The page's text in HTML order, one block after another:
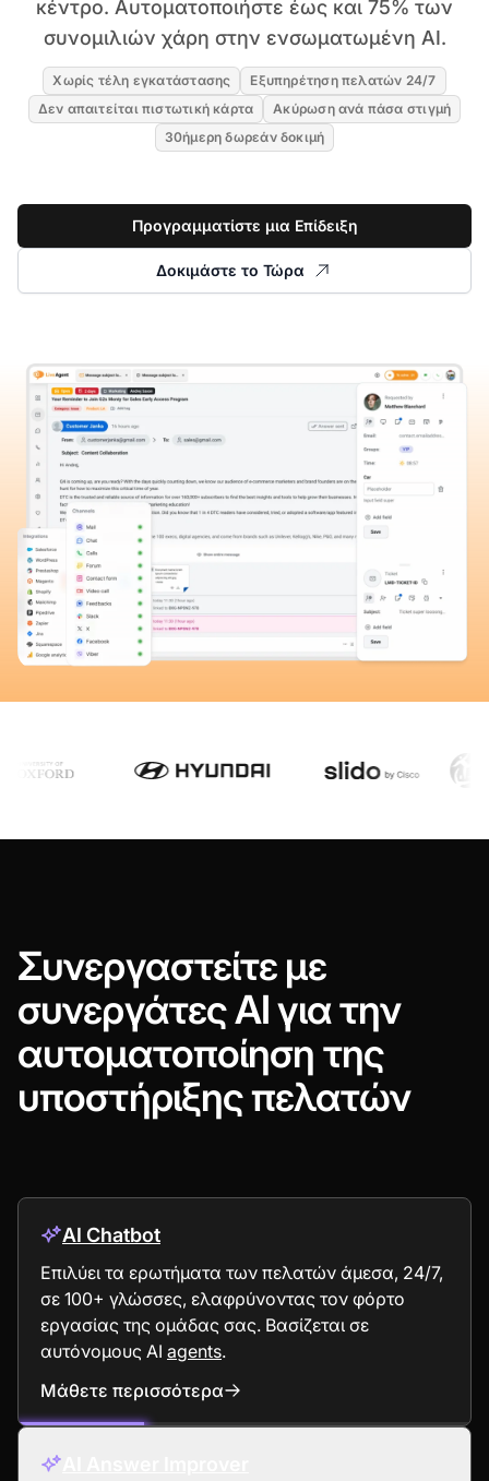
κέντρο. Αυτοματοποιήστε έως και 75% των
συνομιλιών χάρη στην ενσωματωμένη AI.
Χωρίς τέλη εγκατάστασης
Εξυπηρέτηση πελατών 24/7
Δεν απαιτείται πιστωτική κάρτα
Ακύρωση ανά πάσα στιγμή
30ήμερη δωρεάν δοκιμή
Προγραμματίστε μια Επίδειξη
Δοκιμάστε το Τώρα
Συνεργαστείτε με
συνεργάτες AI για την
αυτοματοποίηση της
υποστήριξης πελατών
AI Chatbot
Επιλύει τα ερωτήματα των πελατών άμεσα, 24/7,
σε 100+ γλώσσες, ελαφρύνοντας τον φόρτο
εργασίας της ομάδας σας. Βασίζεται σε
αυτόνομους AI agents.
Μάθετε περισσότερα
: AI Chatbot